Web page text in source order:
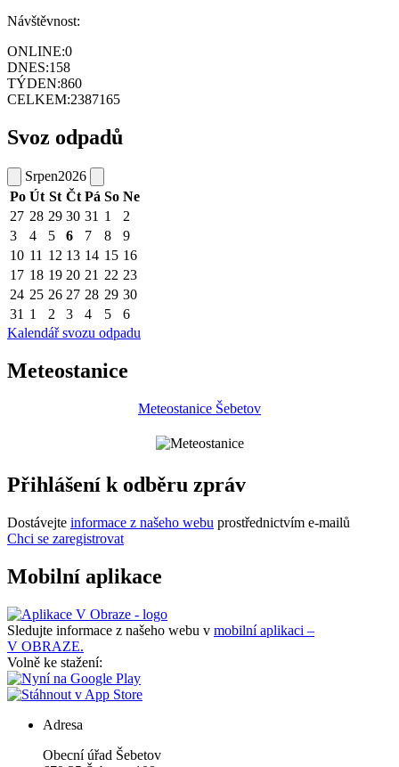
Návštěvnost:
ONLINE:0
DNES:158
TÝDEN:860
CELKEM:2387165
Svoz odpadů
Srpen2026
Po Út St Čt Pá So Ne
27 28 29 30 31 1
2
3
4 5 6 7 8
9
10 11 12 13 14 15 16
17 18 19 20 21 22 23
24 25 26 27 28 29 30
31 1 2 3 4 5
6
Kalendář svozu odpadu
Meteostanice
Meteostanice Šebetov
Přihlášení k odběru zpráv
Dostávejte informace z našeho webu prostřednictvím e-mailů
Chci se zaregistrovat
Mobilní aplikace
Sledujte informace z našeho webu v mobilní aplikaci –
V OBRAZE.
Volně ke stažení:
Adresa
Obecní úřad Šebetov